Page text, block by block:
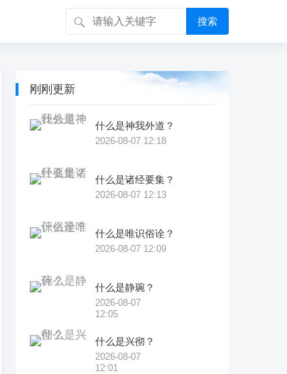
搜索
刚刚更新
什么是神我外道？
2026-08-07 12:18
什么是诸经要集？
2026-08-07 12:13
什么是唯识俗诠？
2026-08-07 12:09
什么是静琬？
2026-08-07
12:05
什么是兴彻？
2026-08-07
12:01